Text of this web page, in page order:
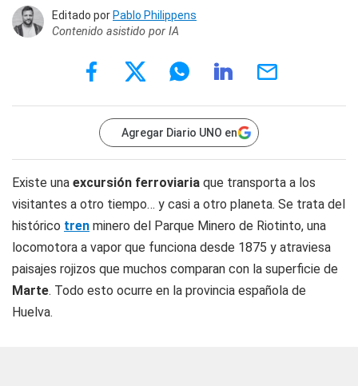
Editado porPablo Philippens
Contenido asistido por IA
Agregar Diario UNO en
Existe una excursión ferroviaria que transporta a los
visitantes a otro tiempo… y casi a otro planeta. Se trata del
histórico tren minero del Parque Minero de Riotinto, una
locomotora a vapor que funciona desde 1875 y atraviesa
paisajes rojizos que muchos comparan con la superficie de
Marte. Todo esto ocurre en la provincia española de
Huelva.